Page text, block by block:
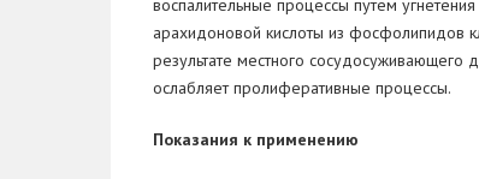
воспалительные процессы путем
арахидоновой кислоты из фосфолипидов
результате местного сосудосуживающего
ослабляет пролиферативные процессы.
Показания к применению